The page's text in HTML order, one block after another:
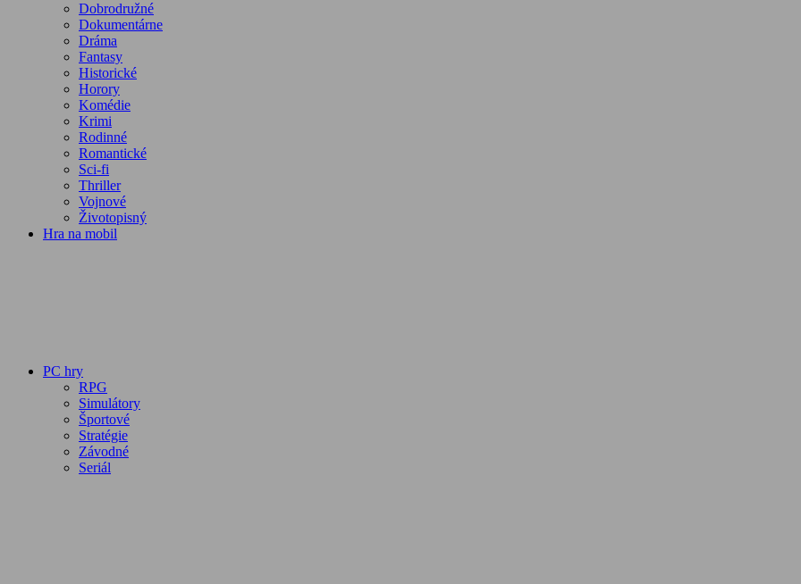
Dobrodružné
Dokumentárne
Dráma
Fantasy
Historické
Horory
Komédie
Krimi
Rodinné
Romantické
Sci-fi
Thriller
Vojnové
Životopisný
Hra na mobil
PC hry
RPG
Simulátory
Športové
Stratégie
Závodné
Seriál